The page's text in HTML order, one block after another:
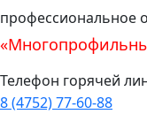
профессиональное
Телефон горячей
8 (4752) 77-60-88